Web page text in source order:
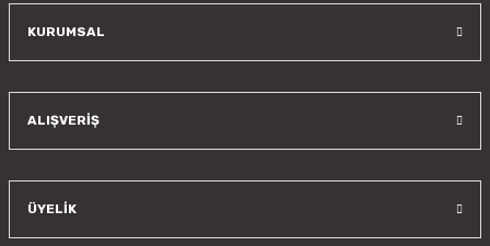
KURUMSAL
ALIŞVERİŞ
ÜYELİK